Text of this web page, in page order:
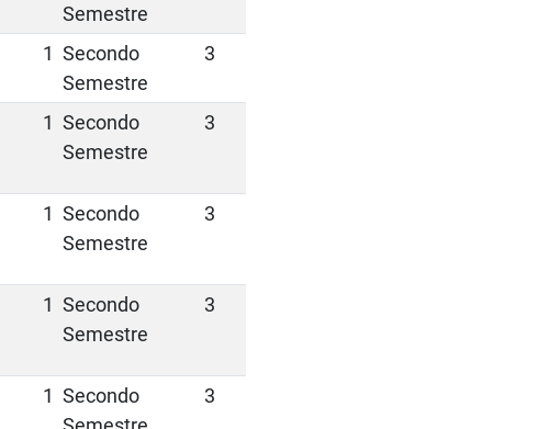
Semestre
1 Secondo
Semestre
3
1 Secondo
Semestre
3
1 Secondo
Semestre
3
1 Secondo
Semestre
3
1 Secondo
3